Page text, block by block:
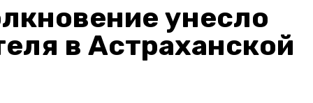
унесло
в Астраханской